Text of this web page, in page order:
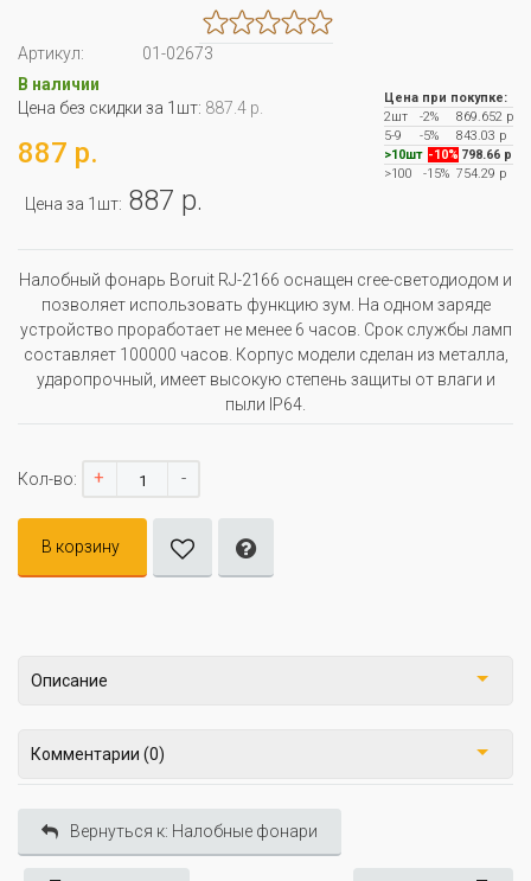
Артикул:
01-02673
В наличии
Цена без скидки за 1шт: 887.4 р.
887 р.
Цена за 1шт: 887 р.
Цена при покупке:
2шт
-2%
869.652 р
5-9
-5%
843.03 р
>10шт -10% 798.66 р
>100
-15% 754.29 р
Налобный фонарь Boruit RJ-2166 оснащен cree-светодиодом и
позволяет использовать функцию зум. На одном заряде
устройство проработает не менее 6 часов. Срок службы ламп
составляет 100000 часов. Корпус модели сделан из металла,
ударопрочный, имеет высокую степень защиты от влаги и
пыли IP64.
Кол-во: + -
В корзину
Описание
Комментарии (0)
Вернуться к: Налобные фонари